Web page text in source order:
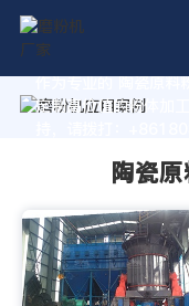
作为专业的 陶瓷原料
定制高价值的粉体加
陶瓷